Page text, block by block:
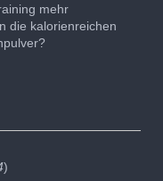
mehr
die kalorienreichen
)